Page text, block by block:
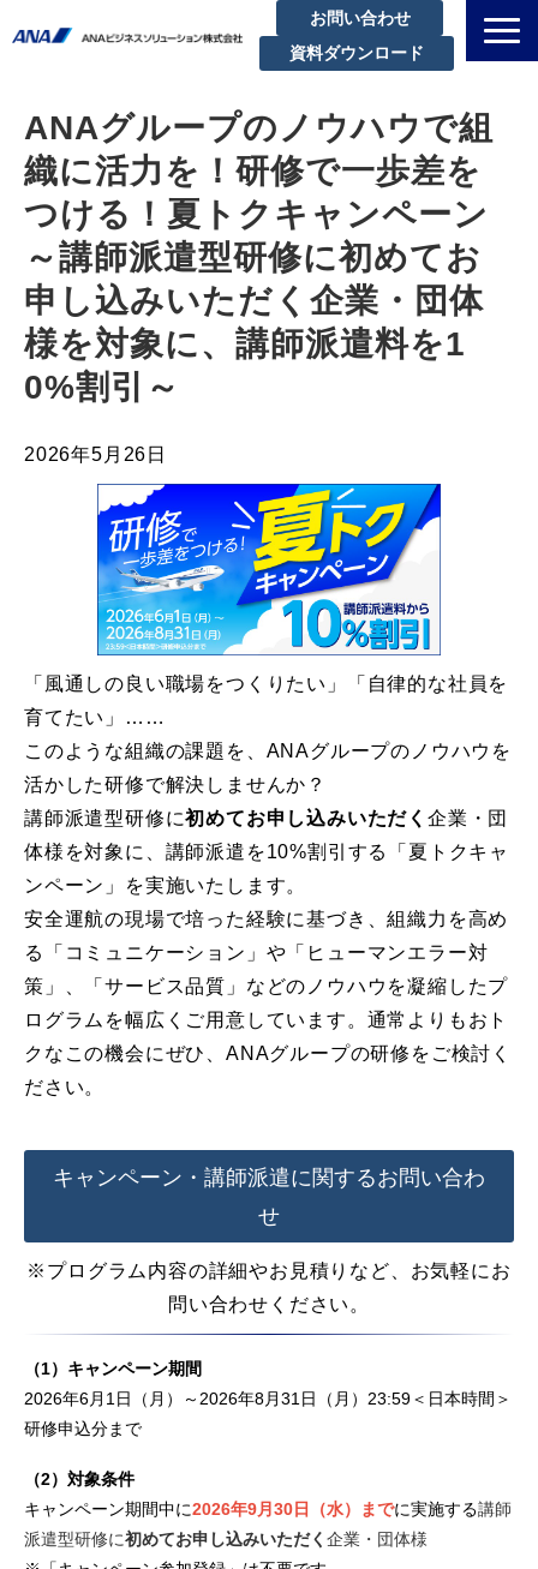
お問い合わせ
資料ダウンロード
解決できる課題
サービスラインアップ
実績・事例紹介
セミナー
ブログ
お知らせ
ANAグループのノウハウで組
織に活力を！研修で一歩差を
つける！夏トクキャンペーン
～講師派遣型研修に初めてお
申し込みいただく企業・団体
様を対象に、講師派遣料を1
0%割引～
2026年5月26日
「風通しの良い職場をつくりたい」「自律的な社員を
育てたい」……
このような組織の課題を、ANAグループのノウハウを
活かした研修で解決しませんか？
講師派遣型研修に初めてお申し込みいただく企業・団
体様を対象に、講師派遣を10%割引する「夏トクキャ
ンペーン」を実施いたします。
安全運航の現場で培った経験に基づき、組織力を高め
る「コミュニケーション」や「ヒューマンエラー対
策」、「サービス品質」などのノウハウを凝縮したプ
ログラムを幅広くご用意しています。通常よりもおト
クなこの機会にぜひ、ANAグループの研修をご検討く
ださい。
キャンペーン・講師派遣に関するお問い合わ
せ
※プログラム内容の詳細やお見積りなど、お気軽にお
問い合わせください。
（1）キャンペーン期間
2026年6月1日（月）～2026年8月31日（月）23:59＜日本時間＞
研修申込分まで
（2）対象条件
キャンペーン期間中に2026年9月30日（水）までに実施する講師
派遣型研修に初めてお申し込みいただく 企業・団体様